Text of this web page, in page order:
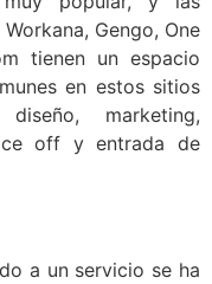
Gengo, One
tienen un espacio
en estos sitios
marketing,
off y entrada de
a un servicio se ha